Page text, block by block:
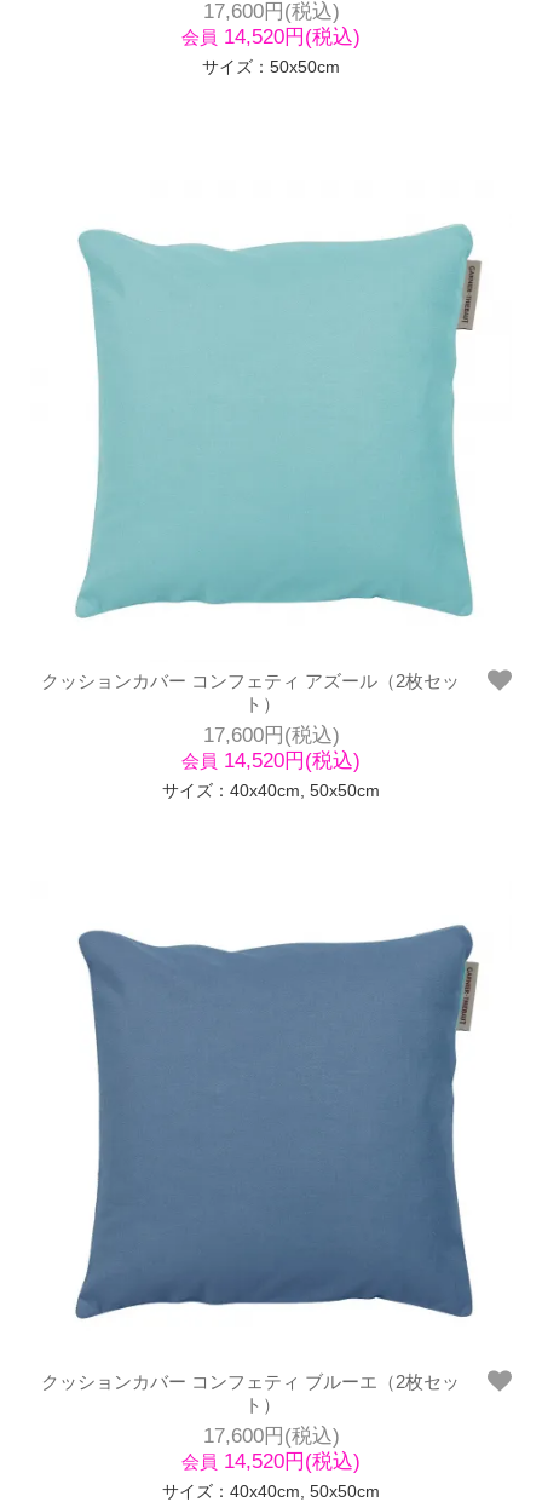
17,600円(税込)
会員 14,520円(税込)
サイズ：50x50cm
クッションカバー コンフェティ アズール（2枚セッ
ト）
17,600円(税込)
会員 14,520円(税込)
サイズ：40x40cm, 50x50cm
クッションカバー コンフェティ ブルーエ（2枚セッ
ト）
17,600円(税込)
会員 14,520円(税込)
サイズ：40x40cm, 50x50cm